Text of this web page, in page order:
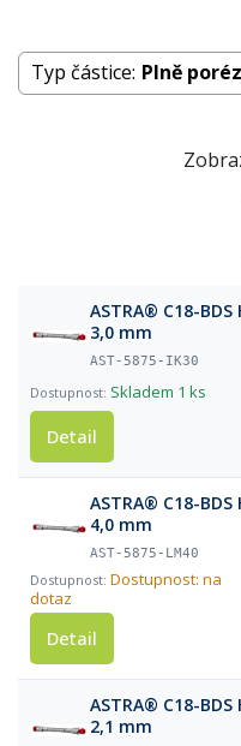
Typ částice: Plně
ASTRA® C18-
3,0 mm
AST-5875-IK30
Skladem 1 ks
Detail
ASTRA® C18-
4,0 mm
AST-5875-LM40
Dostupnost: na
dotaz
Detail
ASTRA® C18-
2,1 mm